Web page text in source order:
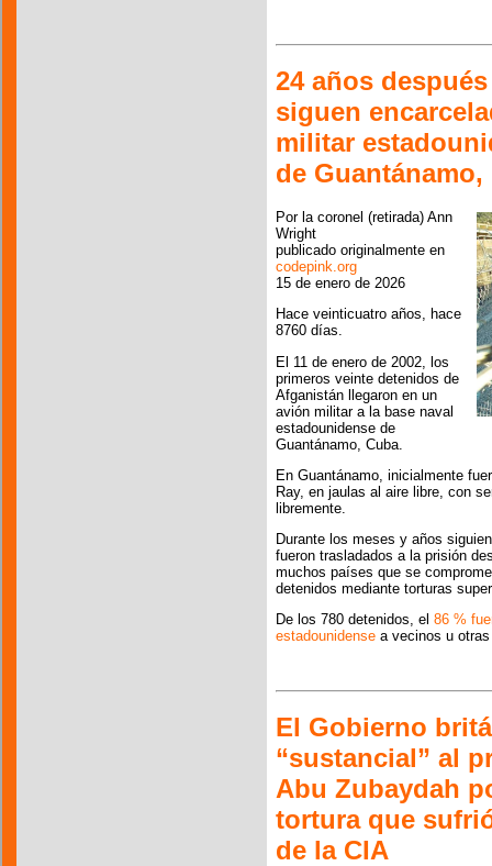
24 años
siguen
militar
de Guantánamo,
Por la coronel (retirada) Ann
Wright
publicado originalmente en
codepink.org
15 de enero de 2026
Hace veinticuatro años, hace
8760 días.
El 11 de enero de 2002, los
primeros veinte detenidos de
Afganistán llegaron en un
avión militar a la base naval
estadounidense de
Guantánamo, Cuba.
En Guantánamo, inicialmente
Ray, en jaulas al aire libre, con
libremente.
Durante los meses y años
fueron trasladados a la prisión
muchos países que se
detenidos mediante torturas
De los 780 detenidos, el 86 %
estadounidense a vecinos u
El Gobierno
“sustancial” al
Abu Zubaydah
tortura que
de la CIA